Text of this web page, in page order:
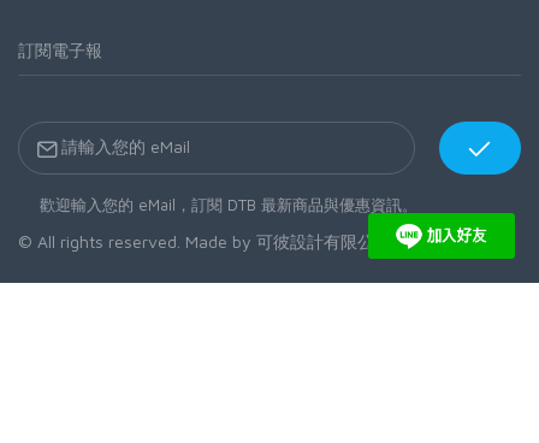
訂閱電子報
歡迎輸入您的 eMail，訂閱 DTB 最新商品與優惠資訊。
© All rights reserved. Made by 可彼設計有限公司